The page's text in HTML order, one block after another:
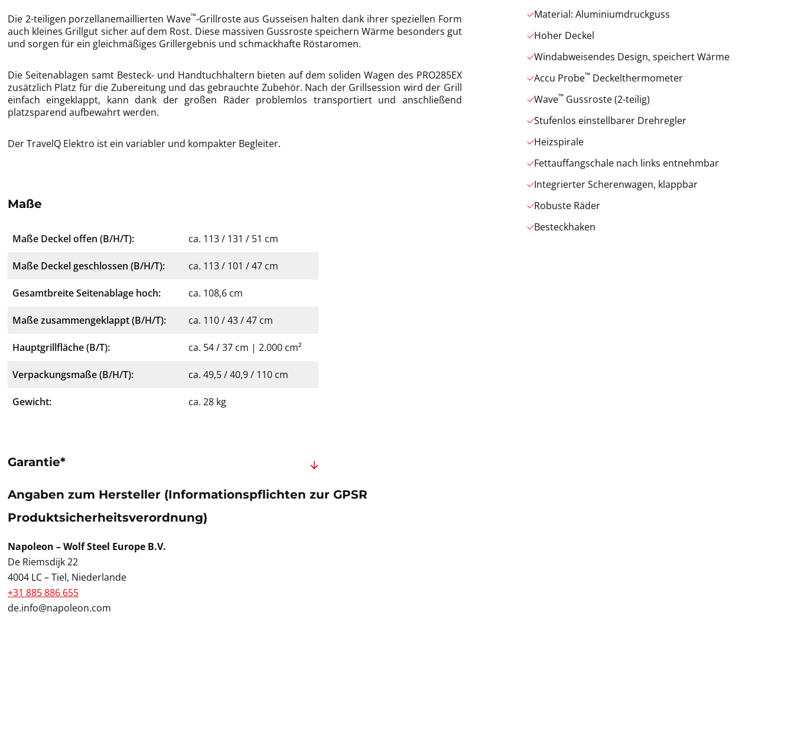
Die 2-teiligen porzellanemaillierten Wave™-Grillroste aus Gusseisen halten dank ihrer speziellen Form
auch kleines Grillgut sicher auf dem Rost. Diese massiven Gussroste speichern Wärme besonders gut
und sorgen für ein gleichmäßiges Grillergebnis und schmackhafte Röstaromen.
Die Seitenablagen samt Besteck- und Handtuchhaltern bieten auf dem soliden Wagen des PRO285EX
zusätzlich Platz für die Zubereitung und das gebrauchte Zubehör. Nach der Grillsession wird der Grill
einfach eingeklappt, kann dank der großen Räder problemlos transportiert und anschließend
platzsparend aufbewahrt werden.
Der TravelQ Elektro ist ein variabler und kompakter Begleiter.
Maße
Maße Deckel offen (B/H/T): ca. 113 / 131 / 51 cm
Maße Deckel geschlossen (B/H/T): ca. 113 / 101 / 47 cm
Gesamtbreite Seitenablage hoch: ca. 108,6 cm
Maße zusammengeklappt (B/H/T): ca. 110 / 43 / 47 cm
Hauptgrillfläche (B/T): ca. 54 / 37 cm | 2.000 cm²
Verpackungsmaße (B/H/T): ca. 49,5 / 40,9 / 110 cm
Gewicht: ca. 28 kg
Garantie*
Material: Aluminiumdruckguss
Hoher Deckel
Windabweisendes Design, speichert Wärme
Accu Probe™Deckelthermometer
Wave™Gussroste (2-teilig)
Stufenlos einstellbarer Drehregler
Heizspirale
Fettauffangschale nach links entnehmbar
Integrierter Scherenwagen, klappbar
Robuste Räder
Besteckhaken
Angaben zum Hersteller (Informationspflichten zur GPSR
Produktsicherheitsverordnung)
Napoleon – Wolf Steel Europe B.V.
De Riemsdijk 22
4004 LC – Tiel, Niederlande
+31 885 886 655
de.info@napoleon.com